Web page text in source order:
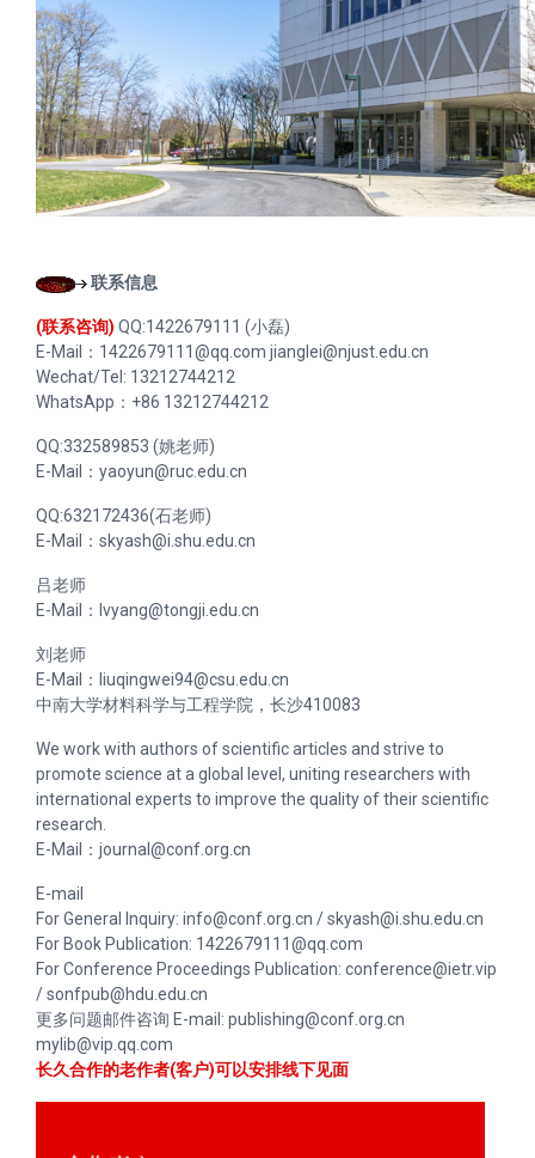
联系信息
(联系咨询) QQ:1422679111 (小磊)
E-Mail： 1422679111@qq.com jianglei@njust.edu.cn
Wechat/Tel: 13212744212
WhatsApp：+86 13212744212
QQ:332589853 (姚老师)
E-Mail： yaoyun@ruc.edu.cn
QQ:632172436(石老师)
E-Mail： skyash@i.shu.edu.cn
吕老师
E-Mail： lvyang@tongji.edu.cn
刘老师
E-Mail： liuqingwei94@csu.edu.cn
中南大学材料科学与工程学院，长沙410083
We work with authors of scientific articles and strive to
promote science at a global level, uniting researchers with
international experts to improve the quality of their scientific
research.
E-Mail： journal@conf.org.cn
E-mail
For General Inquiry: info@conf.org.cn /skyash@i.shu.edu.cn
For Book Publication: 1422679111@qq.com
For Conference Proceedings Publication: conference@ietr.vip
/sonfpub@hdu.edu.cn
更多问题邮件咨询 E-mail: publishing@conf.org.cn
mylib@vip.qq.com
长久合作的老作者(客户)可以安排线下见面